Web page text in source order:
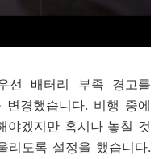
선 배터리 부족 경고를
경했습니다. 비행 중에
야겠지만 혹시나 놓칠 것
리도록 설정을 했습니다.